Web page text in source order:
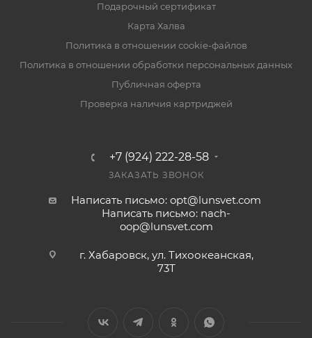
Подарочный сертификат
Карта Халва
Политика в отношении cookie-файлов
Политика в отношении обработки персональных данных
Публичная оферта
Проверка наличия картриджей
+7 (924) 222-28-58
ЗАКАЗАТЬ ЗВОНОК
Написать письмо: opt@lunsvet.com
Написать письмо: nach-
oop@lunsvet.com
г. Хабаровск, ул. Тихоокеанская,
73Т